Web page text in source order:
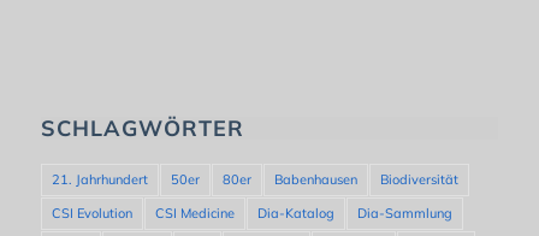
SCHLAGWÖRTER
21. Jahrhundert 50er 80er Babenhausen
Biodiversität
CSI Evolution
CSI Medicine Dia-Katalog
Dia-Sammlung